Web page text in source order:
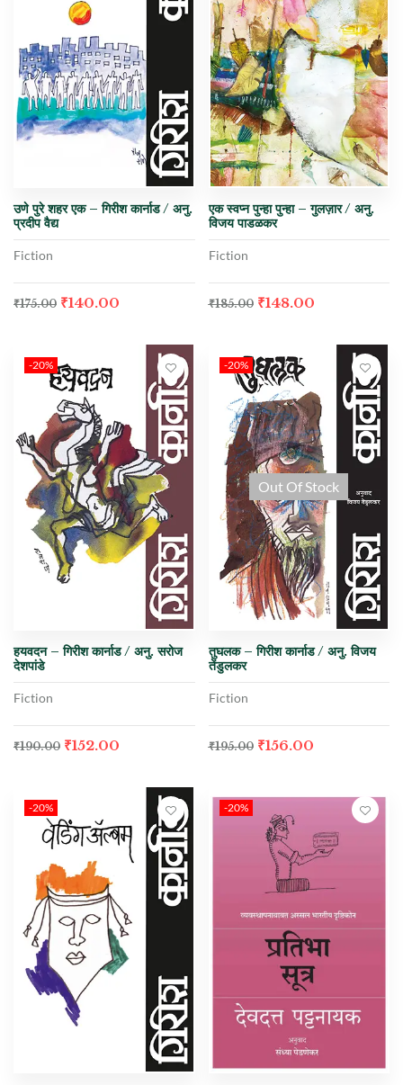
उणे पुरे शहर एक – गिरीश कार्नाड / अनु.
प्रदीप वैद्य
Fiction
₹175.00 ₹140.00
एक स्वप्न पुन्हा पुन्हा – गुलज़ार / अनु.
विजय पाडळकर
Fiction
₹185.00 ₹148.00
-20%
हयवदन – गिरीश कार्नाड / अनु. सरोज
देशपांडे
Fiction
₹190.00 ₹152.00
-20%
Out Of Stock
तुघलक – गिरीश कार्नाड / अनु. विजय
तेंडुलकर
Fiction
₹195.00 ₹156.00
-20% -20%